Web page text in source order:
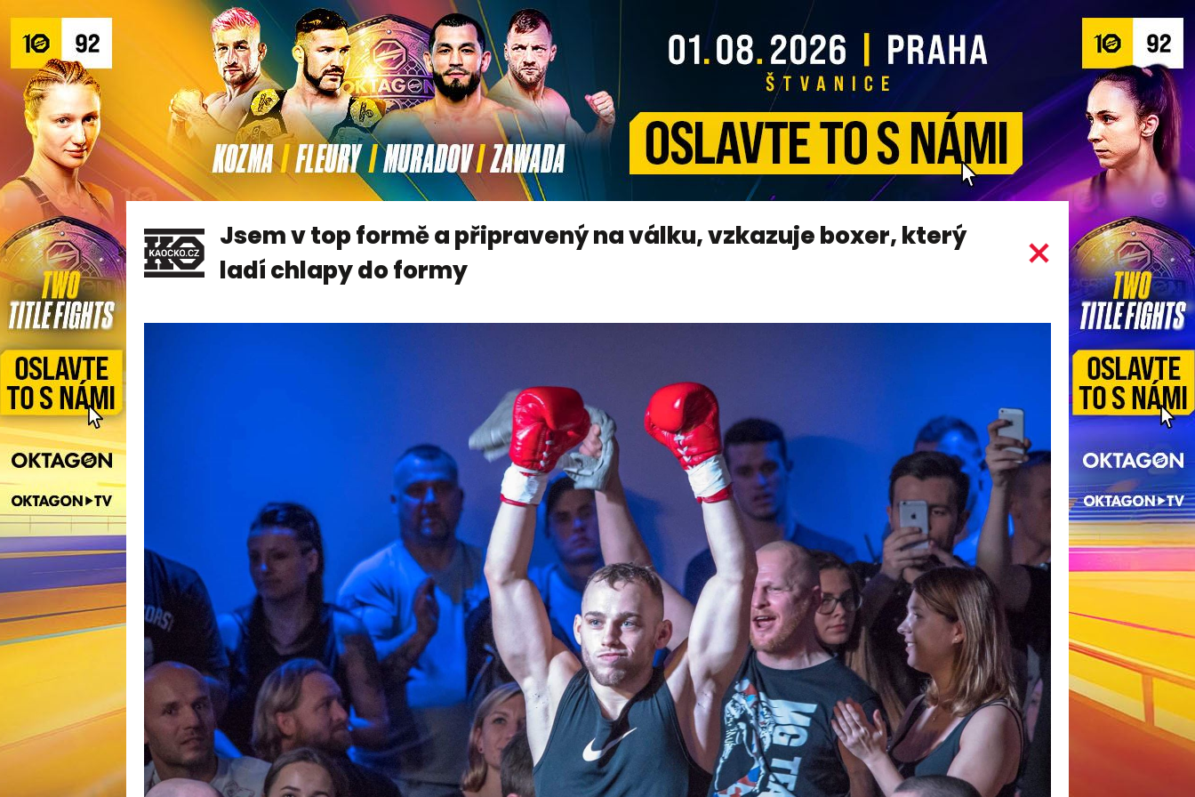
Jsem v top formě a připravený na válku, vzkazuje boxer, který
ladí chlapy do formy